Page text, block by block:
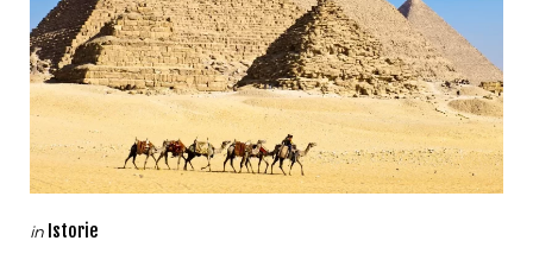
Categories
Posted
in Istorie